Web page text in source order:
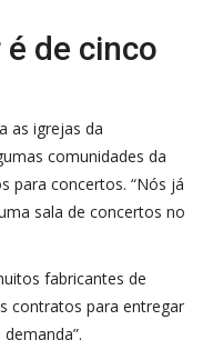
de cinco
as igrejas da
comunidades da
para concertos. “Nós já
sala de concertos no
fabricantes de
contratos para entregar